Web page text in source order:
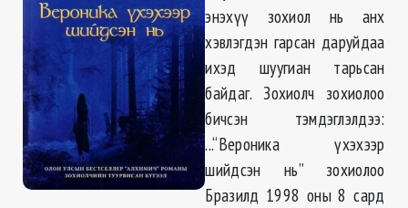
энэхүү зохиол нь анх
хэвлэгдэн гарсан даруйдаа
ихэд шуугиан тарьсан
байдаг. Зохиолч зохиолоо
бичсэн тэмдэглэлдээ:
...“Вероника үхэхээр
шийдсэн нь” зохиолоо
Бразилд 1998 оны 8 сард